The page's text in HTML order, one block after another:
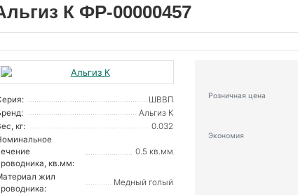
К ФР-00000457
ШВВП
Альгиз К
кг:
0.032
кв.мм:
0.5 кв.мм
жил
Медный голый
Розничная цена
Экономия